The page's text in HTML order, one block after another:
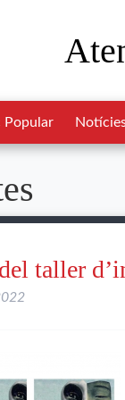
Popular
taller